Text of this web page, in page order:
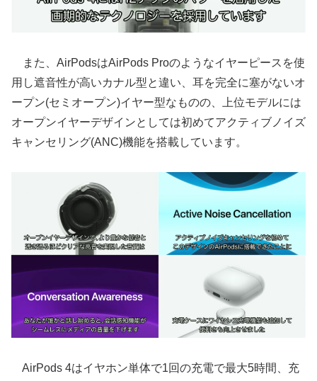
また、AirPodsはAirPods Proのようなイヤーピースを使
用し遮音性が高いカナル型と違い、耳を完全に塞がないオ
ープン(セミオープン)イヤー型なものの、上位モデルには
オープンイヤーデザインとしては初めてアクティブノイズ
キャンセリング(ANC)機能を搭載しています。
AirPods 4はイヤホン単体で1回の充電で最大5時間、充